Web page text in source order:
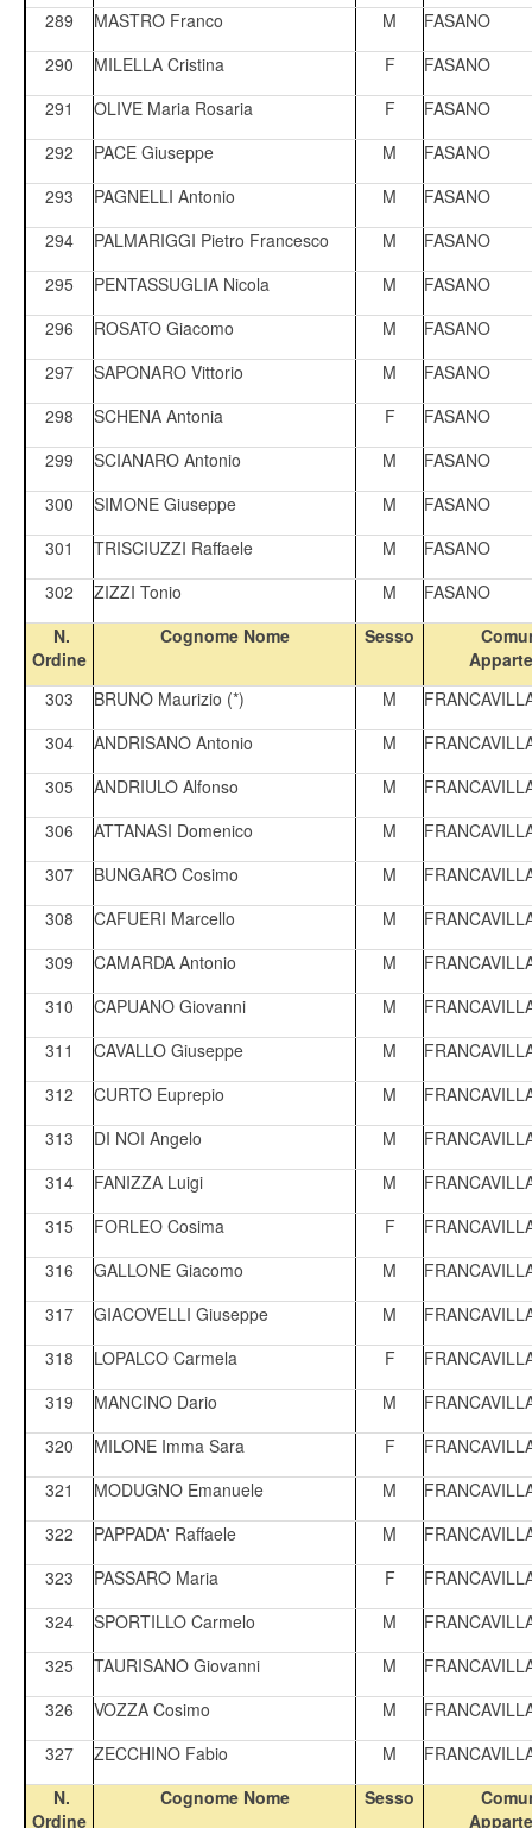
289
MASTRO Franco M
FASANO
290
MILELLA Cristina F
FASANO
291
OLIVE Maria Rosaria F
FASANO
292
PACE Giuseppe M
FASANO
293
PAGNELLI Antonio M
FASANO
294
PALMARIGGI Pietro Francesco M
FASANO
295
PENTASSUGLIA Nicola M
FASANO
296
ROSATO Giacomo M
FASANO
297
SAPONARO Vittorio M
FASANO
298
SCHENA Antonia F
FASANO
299
SCIANARO Antonio M
FASANO
300
SIMONE Giuseppe M
FASANO
301
TRISCIUZZI Raffaele M
FASANO
302
ZIZZI Tonio M
FASANO
N.
Ordine
Cognome Nome Sesso
303
BRUNO Maurizio (*) M
304
ANDRISANO Antonio M
305
ANDRIULO Alfonso M
306
ATTANASI Domenico M
307
BUNGARO Cosimo M
308
CAFUERI Marcello M
309
CAMARDA Antonio M
310
CAPUANO Giovanni M
311
CAVALLO Giuseppe M
312
CURTO Euprepio M
313
DI NOI Angelo M
314
FANIZZA Luigi M
315
FORLEO Cosima F
316
GALLONE Giacomo M
317
GIACOVELLI Giuseppe M
318
LOPALCO Carmela F
319
MANCINO Dario M
320
MILONE Imma Sara F
321
MODUGNO Emanuele M
322
PAPPADA' Raffaele M
323
PASSARO Maria F
324
SPORTILLO Carmelo M
325
TAURISANO Giovanni M
326
VOZZA Cosimo M
327
ZECCHINO Fabio M
N.
Ordine
Cognome Nome Sesso